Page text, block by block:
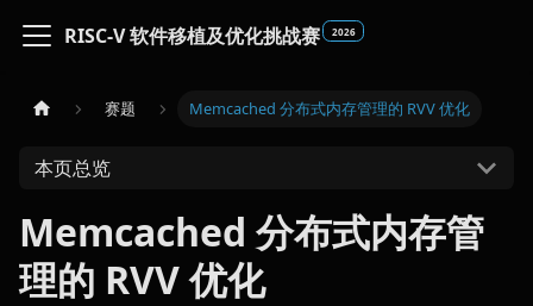
RISC-V 软件移植及优化挑战赛 2026
赛题 Memcached 分布式内存管理的 RVV 优化
本页总览
Memcached 分布式内存管
理的 RVV 优化